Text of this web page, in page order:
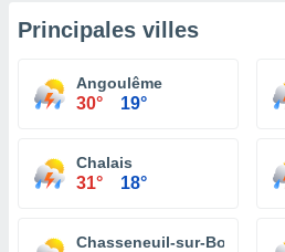
Principales villes
Angoulême
30° 19°
Chalais
31° 18°
Chasseneuil-sur-Bonnieure